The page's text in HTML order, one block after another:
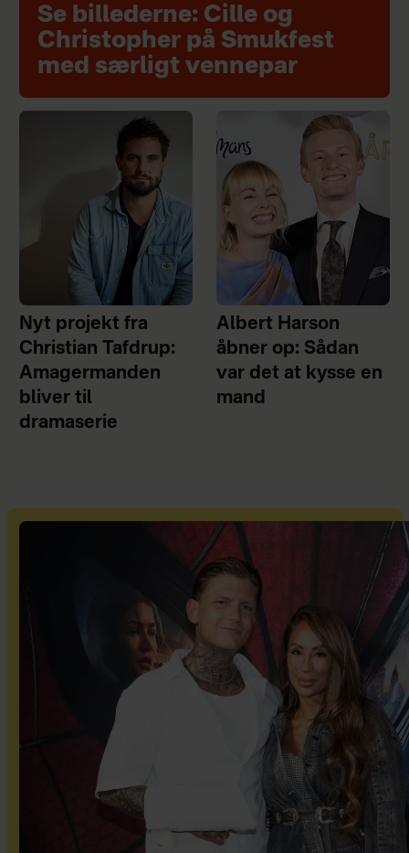
Se billederne: Cille og
Christopher på Smukfest
med særligt vennepar
Nyt projekt fra
Christian Tafdrup:
Amagermanden
bliver til
dramaserie
Albert Harson
åbner op: Sådan
var det at kysse en
mand